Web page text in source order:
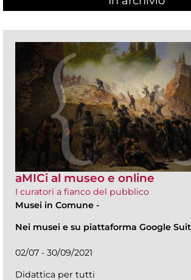
aMICi al museo e online
I curatori a fianco del pubblico
Musei in Comune -
Nei musei e su piattaforma Google
02/07 - 30/09/2021
Didattica per tutti